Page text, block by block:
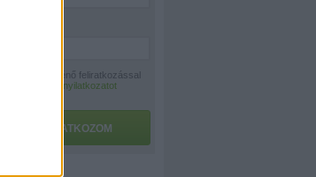
A hírlevélre történő feliratkozással
adatvédelmi nyilatkozatot
FELIRATKOZOM